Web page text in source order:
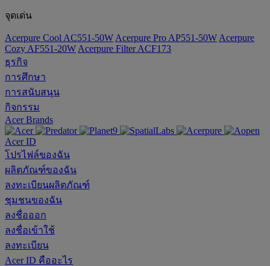
จุดเด่น
Acerpure Cool AC551-50W Acerpure Pro AP551-50W Acerpure
Cozy AF551-20W Acerpure Filter ACF173
ธุรกิจ
การศึกษา
การสนับสนุน
กิจกรรม
Acer Brands
Acer ID
โปรไฟล์ของฉัน
ผลิตภัณฑ์ของฉัน
ลงทะเบียนผลิตภัณฑ์
ชุมชนของฉัน
ลงชื่อออก
ลงชื่อเข้าใช้
ลงทะเบียน
Acer ID คืออะไร